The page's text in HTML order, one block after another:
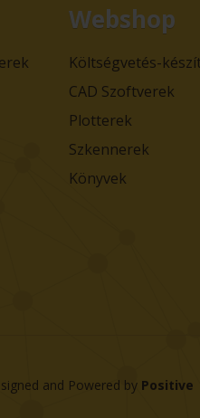
Webshop
Költségvetés-
CAD Szoftverek
Plotterek
Szkennerek
Könyvek
and Powered by Positive